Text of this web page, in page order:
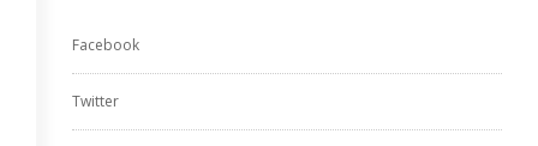
Facebook
Twitter